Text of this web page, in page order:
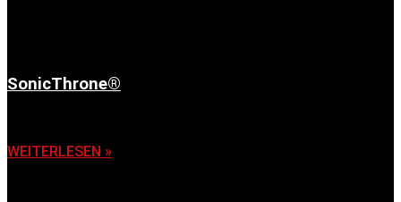
SonicThrone®
WEITERLESEN »